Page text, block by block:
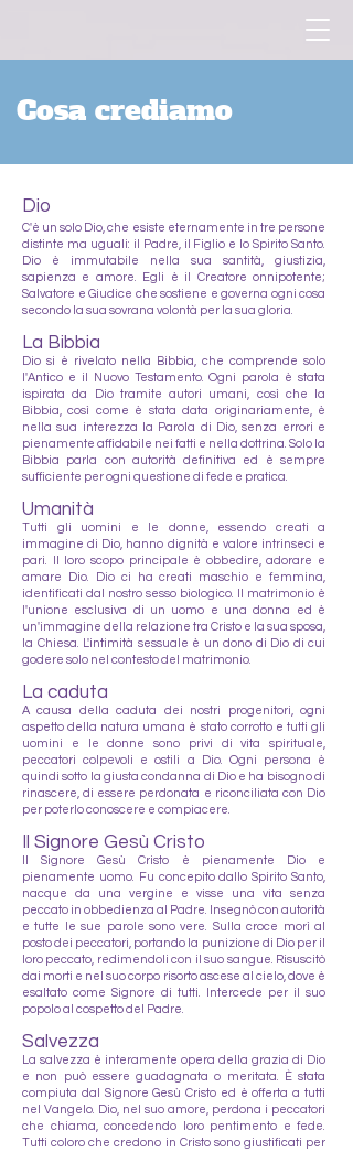
Cosa crediamo
Dio
C'è un solo Dio, che esiste eternamente in tre persone
distinte ma uguali: il Padre, il Figlio e lo Spirito Santo.
Dio è immutabile nella sua santità, giustizia,
sapienza e amore. Egli è il Creatore onnipotente;
Salvatore e Giudice che sostiene e governa ogni cosa
secondo la sua sovrana volontà per la sua gloria.
La Bibbia
Dio si è rivelato nella Bibbia, che comprende solo
l'Antico e il Nuovo Testamento. Ogni parola è stata
ispirata da Dio tramite autori umani, così che la
Bibbia, così come è stata data originariamente, è
nella sua interezza la Parola di Dio, senza errori e
pienamente affidabile nei fatti e nella dottrina. Solo la
Bibbia parla con autorità definitiva ed è sempre
sufficiente per ogni questione di fede e pratica.
Umanità
Tutti gli uomini e le donne, essendo creati a
immagine di Dio, hanno dignità e valore intrinseci e
pari. Il loro scopo principale è obbedire, adorare e
amare Dio. Dio ci ha creati maschio e femmina,
identificati dal nostro sesso biologico. Il matrimonio è
l'unione esclusiva di un uomo e una donna ed è
un'immagine della relazione tra Cristo e la sua sposa,
la Chiesa. L'intimità sessuale è un dono di Dio di cui
godere solo nel contesto del matrimonio.
La caduta
A causa della caduta dei nostri progenitori, ogni
aspetto della natura umana è stato corrotto e tutti gli
uomini e le donne sono privi di vita spirituale,
peccatori colpevoli e ostili a Dio. Ogni persona è
quindi sotto la giusta condanna di Dio e ha bisogno di
rinascere, di essere perdonata e riconciliata con Dio
per poterlo conoscere e compiacere.
Il Signore Gesù Cristo
Il Signore Gesù Cristo è pienamente Dio e
pienamente uomo. Fu concepito dallo Spirito Santo,
nacque da una vergine e visse una vita senza
peccato in obbedienza al Padre. Insegnò con autorità
e tutte le sue parole sono vere. Sulla croce morì al
posto dei peccatori, portando la punizione di Dio per il
loro peccato, redimendoli con il suo sangue. Risuscitò
dai morti e nel suo corpo risorto ascese al cielo, dove è
esaltato come Signore di tutti. Intercede per il suo
popolo al cospetto del Padre.
Salvezza
La salvezza è interamente opera della grazia di Dio
e non può essere guadagnata o meritata. È stata
compiuta dal Signore Gesù Cristo ed è offerta a tutti
nel Vangelo. Dio, nel suo amore, perdona i peccatori
che chiama, concedendo loro pentimento e fede.
Tutti coloro che credono in Cristo sono giustificati per